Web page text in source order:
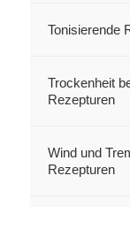
Tonisierende
Trockenheit
Rezepturen
Wind und
Rezepturen